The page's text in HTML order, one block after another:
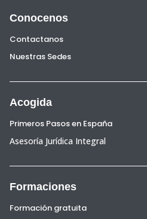
Conocenos
Contactanos
Nuestras Sedes
Acogida
Primeros Pasos en España
Asesoría Jurídica Integral
Formaciones
Formación gratuita